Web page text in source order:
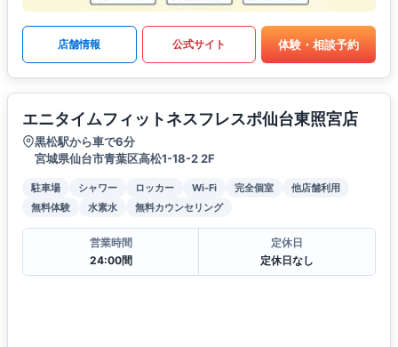
店舗情報 公式サイト 体験・相談予約
エニタイムフィットネスフレスポ仙台東照宮店
黒松駅から車で6分
宮城県仙台市青葉区高松1-18-2 2F
駐車場 シャワー ロッカー Wi-Fi 完全個室
他店舗利用
無料体験
水素水 無料カウンセリング
営業時間
24:00間
定休日
定休日なし